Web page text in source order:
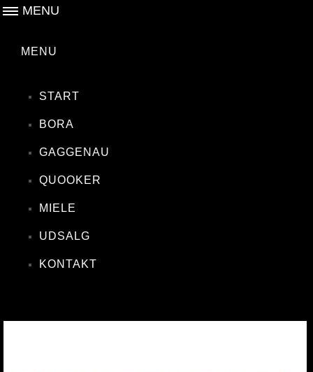
MENU
MENU
START
BORA
GAGGENAU
QUOOKER
MIELE
UDSALG
KONTAKT